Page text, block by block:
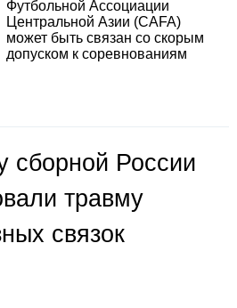
Футбольной Ассоциации
Центральной Азии (CAFA)
может быть связан со скорым
допуском к соревнованиям
сборной России
травму
связок